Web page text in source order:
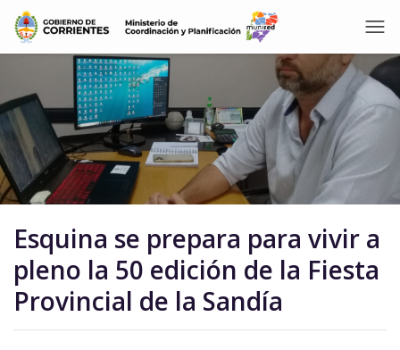
Esquina se prepara para vivir a
pleno la 50 edición de la Fiesta
Provincial de la Sandía